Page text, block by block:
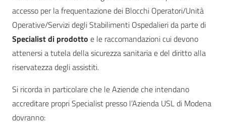
accesso per la frequentazione dei Blocchi Operatori/Unità
Operative/Servizi degli Stabilimenti Ospedalieri da parte di
Specialist di prodotto e le raccomandazioni cui devono
attenersi a tutela della sicurezza sanitaria e del diritto alla
riservatezza degli assistiti.
Si ricorda in particolare che le Aziende che intendano
accreditare propri Specialist presso l’Azienda USL di Modena
dovranno: